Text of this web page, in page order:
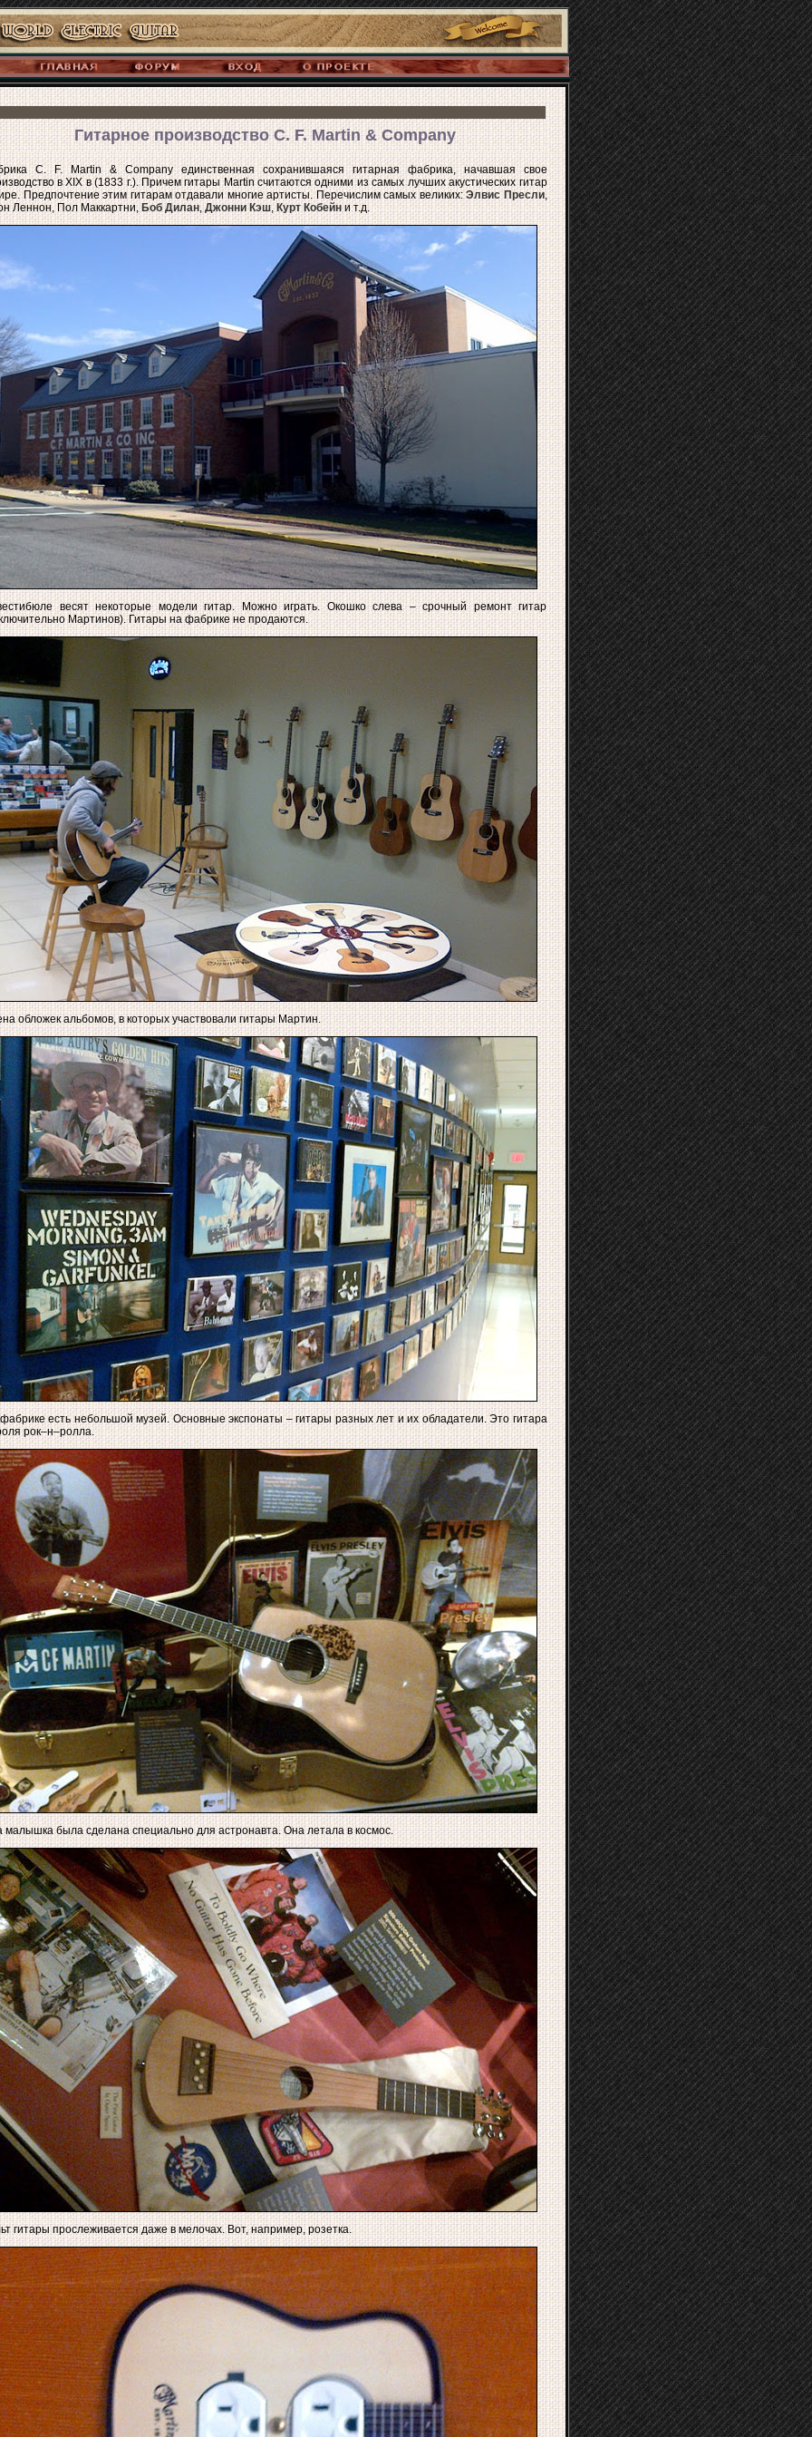
Гитарное производство C. F. Martin & Company
C. F. Martin & Company единственная сохранившаяся гитарная фабрика, начавшая свое
в XIX в (1833 г.). Причем гитары Martin считаются одними из самых лучших акустических гитар
Предпочтение этим гитарам отдавали многие артисты. Перечислим самых великих:Элвис Пресли,
Леннон, Пол Маккартни, Боб Дилан,Джонни Кэш,Курт Кобейни т.д.
весят некоторые модели гитар. Можно играть. Окошко слева – срочный ремонт гитар
Мартинов). Гитары на фабрике не продаются.
обложек альбомов, в которых участвовали гитары Мартин.
есть небольшой музей. Основные экспонаты – гитары разных лет и их обладатели. Это гитара
рок–н–ролла.
малышка была сделана специально для астронавта. Она летала в космос.
гитары прослеживается даже в мелочах. Вот, например, розетка.